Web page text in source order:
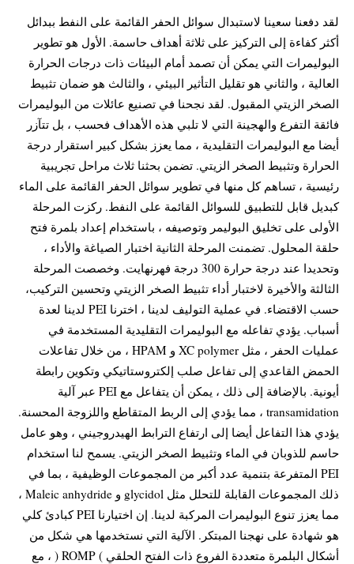
لقد دفعنا سعينا لاستبدال سوائل الحفر القائمة على النفط ببدائل
أكثر كفاءة إلى التركيز على ثلاثة أهداف حاسمة. الأول هو تطوير
البوليمرات التي يمكن أن تصمد أمام البيئات ذات درجات الحرارة
العالية ، والثاني هو تقليل التأثير البيئي ، والثالث هو ضمان تثبيط
الصخر الزيتي المقبول. لقد نجحنا في تصنيع عائلات من البوليمرات
فائقة التفرع والهجينة التي لا تلبي هذه الأهداف فحسب ، بل تتآزر
أيضا مع البوليمرات التقليدية ، مما يعزز بشكل كبير استقرار درجة
الحرارة وتثبيط الصخر الزيتي. تضمن بحثنا ثلاث مراحل تجريبية
رئيسية ، تساهم كل منها في تطوير سوائل الحفر القائمة على الماء
كبديل قابل للتطبيق للسوائل القائمة على النفط. ركزت المرحلة
الأولى على تخليق البوليمر وتوصيفه ، باستخدام إعداد بلمرة فتح
حلقة المحلول. تضمنت المرحلة الثانية اختبار الصياغة والأداء ،
وتحديدا عند درجة حرارة 300 درجة فهرنهايت. وخصصت المرحلة
الثالثة والأخيرة لاختبار أداء تثبيط الصخر الزيتي وتحسين التركيب،
حسب الاقتضاء. في عملية التوليف لدينا ، اخترنا PEI لدينا لعدة
أسباب. يؤدي تفاعله مع البوليمرات التقليدية المستخدمة في
عمليات الحفر ، مثل XC polymer و HPAM ، من خلال تفاعلات
الحمض القاعدي إلى تفاعل صلب إلكتروستاتيكي وتكوين رابطة
أيونية. بالإضافة إلى ذلك ، يمكن أن يتفاعل مع PEI عبر آلية
transamidation ، مما يؤدي إلى الربط المتقاطع واللزوجة المحسنة.
يؤدي هذا التفاعل أيضا إلى ارتفاع الترابط الهيدروجيني ، وهو عامل
حاسم للذوبان في الماء وتثبيط الصخر الزيتي. يسمح لنا استخدام
PEI المتفرعة بتنمية عدد أكبر من المجموعات الوظيفية ، بما في
ذلك المجموعات القابلة للتحلل مثل glycidol و Maleic anhydride ،
مما يعزز تنوع البوليمرات المركبة لدينا. إن اختيارنا PEI كبادئ كلي
هو شهادة على نهجنا المبتكر. الآلية التي نستخدمها هي شكل من
أشكال البلمرة متعددة الفروع ذات الفتح الحلقي ) ROMP ( ، مع